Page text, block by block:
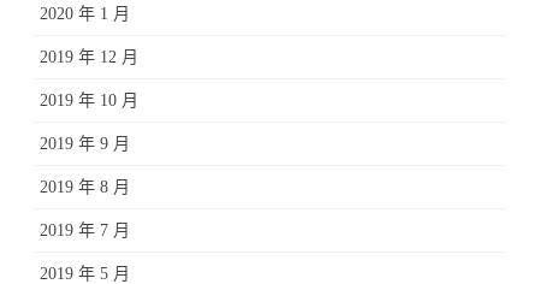
2020 年 1 月
2019 年 12 月
2019 年 10 月
2019 年 9 月
2019 年 8 月
2019 年 7 月
2019 年 5 月